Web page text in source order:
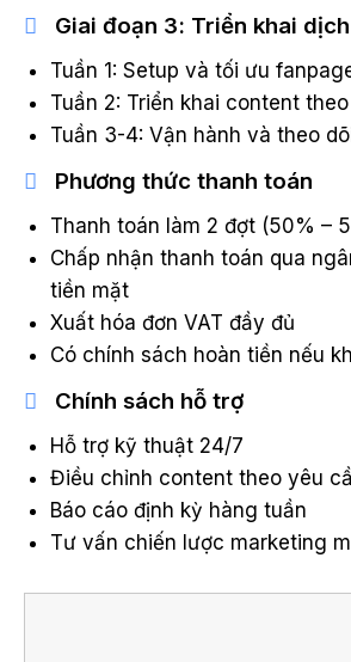
Giai đoạn 3: Triển khai
Tuần 1: Setup và tối ưu
Tuần 2: Triển khai content
Tuần 3-4: Vận hành và theo
Phương thức thanh toán
Thanh toán làm 2 đợt (50% –
Chấp nhận thanh toán qua
tiền mặt
Xuất hóa đơn VAT đầy đủ
Có chính sách hoàn tiền nếu
Chính sách hỗ trợ
Hỗ trợ kỹ thuật 24/7
Điều chỉnh content theo yêu
Báo cáo định kỳ hàng tuần
Tư vấn chiến lược marketing